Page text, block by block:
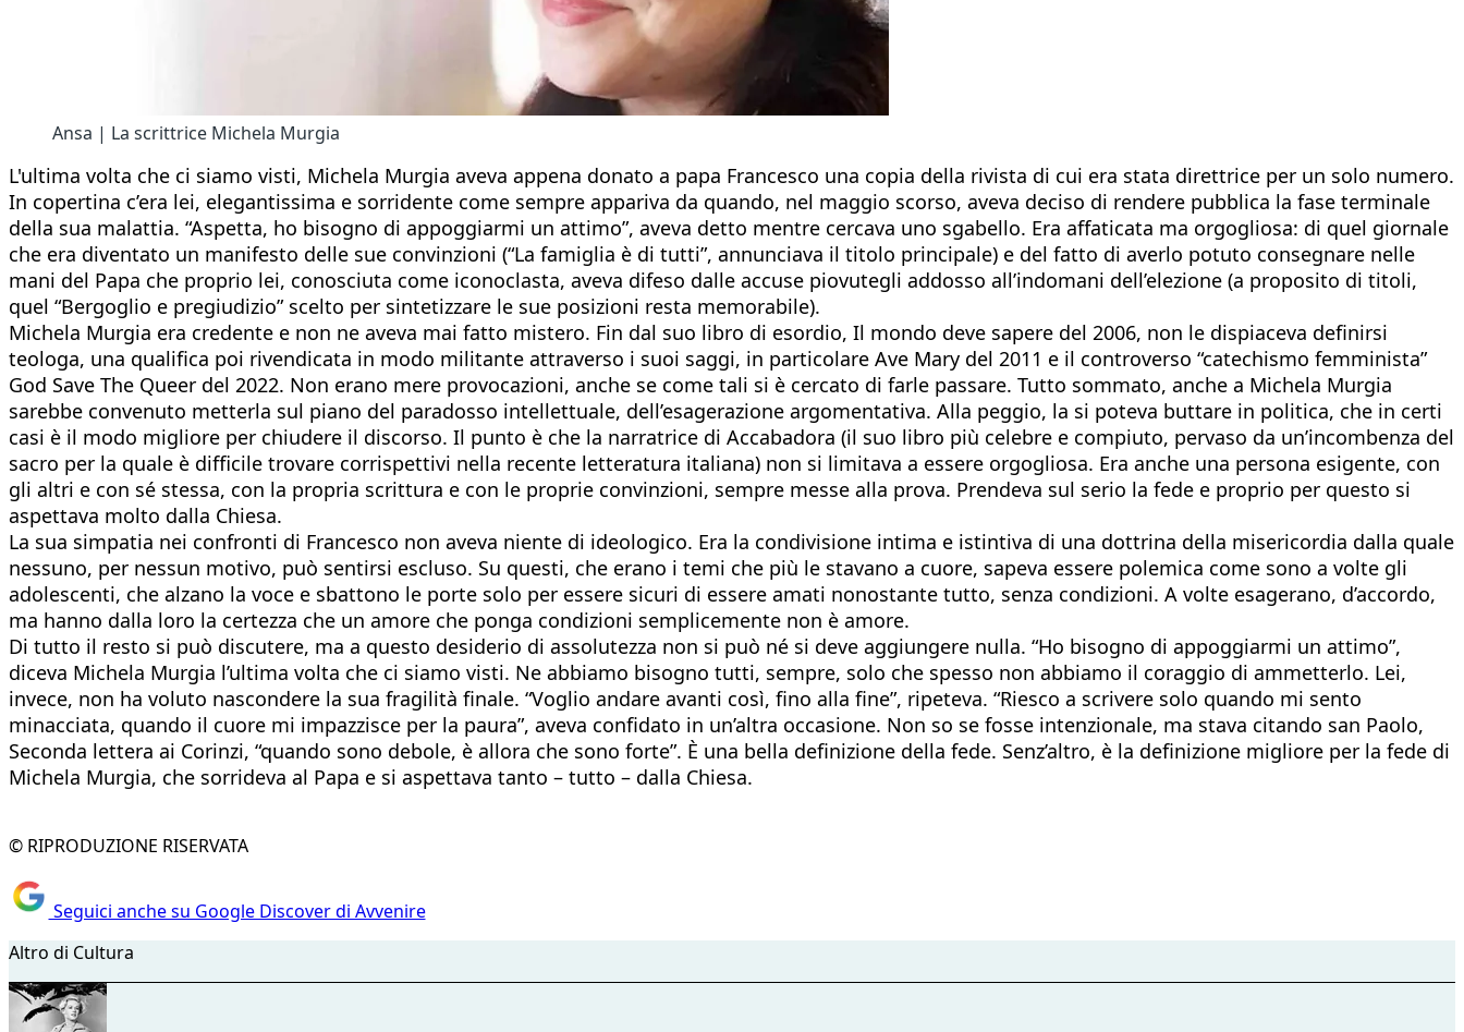
Ansa | La scrittrice Michela Murgia
L'ultima volta che ci siamo visti, Michela Murgia aveva appena donato a papa Francesco una copia della rivista di cui era stata direttrice per un solo numero.
In copertina c’era lei, elegantissima e sorridente come sempre appariva da quando, nel maggio scorso, aveva deciso di rendere pubblica la fase terminale
della sua malattia. “Aspetta, ho bisogno di appoggiarmi un attimo”, aveva detto mentre cercava uno sgabello. Era affaticata ma orgogliosa: di quel giornale
che era diventato un manifesto delle sue convinzioni (“La famiglia è di tutti”, annunciava il titolo principale) e del fatto di averlo potuto consegnare nelle
mani del Papa che proprio lei, conosciuta come iconoclasta, aveva difeso dalle accuse piovutegli addosso all’indomani dell’elezione (a proposito di titoli,
quel “Bergoglio e pregiudizio” scelto per sintetizzare le sue posizioni resta memorabile).
Michela Murgia era credente e non ne aveva mai fatto mistero. Fin dal suo libro di esordio, Il mondo deve sapere del 2006, non le dispiaceva definirsi
teologa, una qualifica poi rivendicata in modo militante attraverso i suoi saggi, in particolare Ave Mary del 2011 e il controverso “catechismo femminista”
God Save The Queer del 2022. Non erano mere provocazioni, anche se come tali si è cercato di farle passare. Tutto sommato, anche a Michela Murgia
sarebbe convenuto metterla sul piano del paradosso intellettuale, dell’esagerazione argomentativa. Alla peggio, la si poteva buttare in politica, che in certi
casi è il modo migliore per chiudere il discorso. Il punto è che la narratrice di Accabadora (il suo libro più celebre e compiuto, pervaso da un’incombenza del
sacro per la quale è difficile trovare corrispettivi nella recente letteratura italiana) non si limitava a essere orgogliosa. Era anche una persona esigente, con
gli altri e con sé stessa, con la propria scrittura e con le proprie convinzioni, sempre messe alla prova. Prendeva sul serio la fede e proprio per questo si
aspettava molto dalla Chiesa.
La sua simpatia nei confronti di Francesco non aveva niente di ideologico. Era la condivisione intima e istintiva di una dottrina della misericordia dalla quale
nessuno, per nessun motivo, può sentirsi escluso. Su questi, che erano i temi che più le stavano a cuore, sapeva essere polemica come sono a volte gli
adolescenti, che alzano la voce e sbattono le porte solo per essere sicuri di essere amati nonostante tutto, senza condizioni. A volte esagerano, d’accordo,
ma hanno dalla loro la certezza che un amore che ponga condizioni semplicemente non è amore.
Di tutto il resto si può discutere, ma a questo desiderio di assolutezza non si può né si deve aggiungere nulla. “Ho bisogno di appoggiarmi un attimo”,
diceva Michela Murgia l’ultima volta che ci siamo visti. Ne abbiamo bisogno tutti, sempre, solo che spesso non abbiamo il coraggio di ammetterlo. Lei,
invece, non ha voluto nascondere la sua fragilità finale. “Voglio andare avanti così, fino alla fine”, ripeteva. “Riesco a scrivere solo quando mi sento
minacciata, quando il cuore mi impazzisce per la paura”, aveva confidato in un’altra occasione. Non so se fosse intenzionale, ma stava citando san Paolo,
Seconda lettera ai Corinzi, “quando sono debole, è allora che sono forte”. È una bella definizione della fede. Senz’altro, è la definizione migliore per la fede di
Michela Murgia, che sorrideva al Papa e si aspettava tanto – tutto – dalla Chiesa.
© RIPRODUZIONE RISERVATA
Seguici anche su Google Discover di Avvenire
Altro di Cultura